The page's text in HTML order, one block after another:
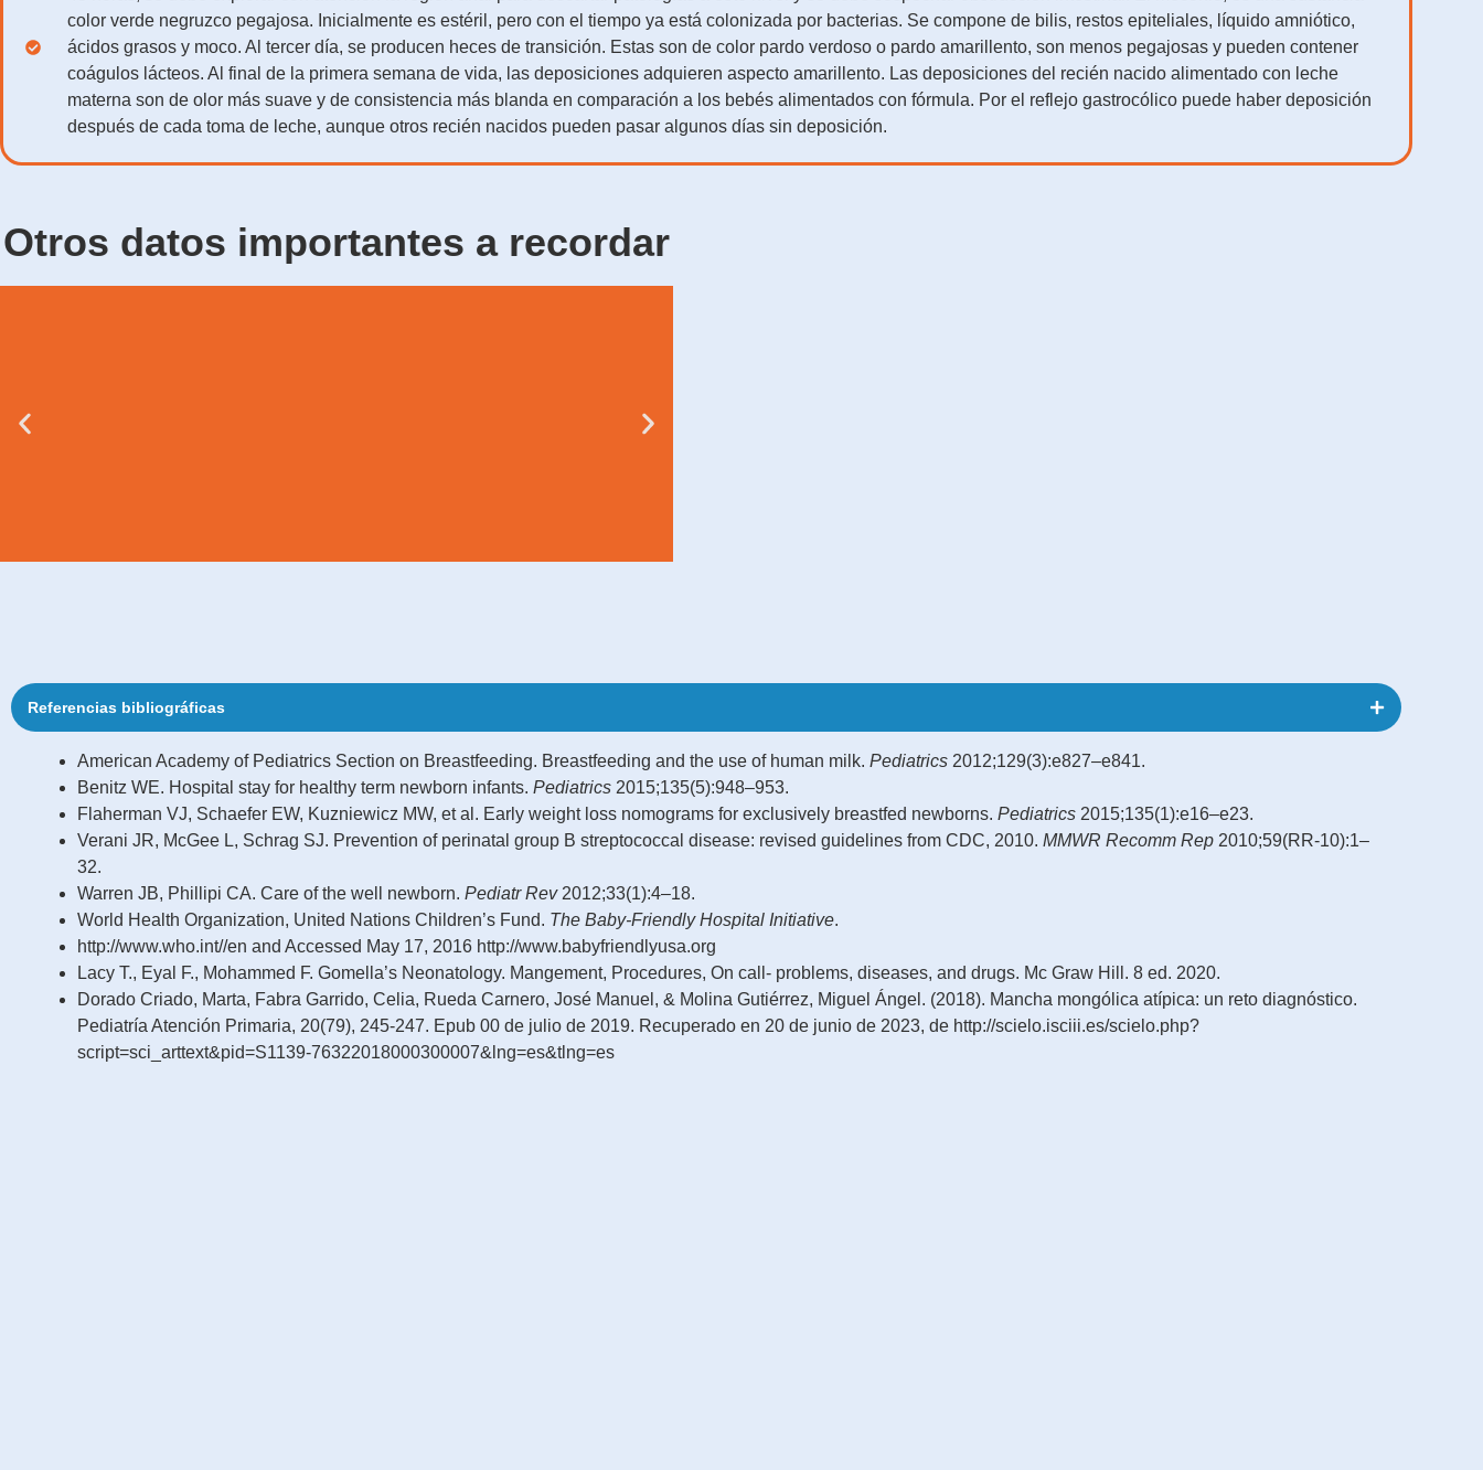
color verde negruzco pegajosa. Inicialmente es estéril, pero con el tiempo ya está colonizada por bacterias. Se compone de bilis, restos epiteliales, líquido amniótico,
ácidos grasos y moco. Al tercer día, se producen heces de transición. Estas son de color pardo verdoso o pardo amarillento, son menos pegajosas y pueden contener
coágulos lácteos. Al final de la primera semana de vida, las deposiciones adquieren aspecto amarillento. Las deposiciones del recién nacido alimentado con leche
materna son de olor más suave y de consistencia más blanda en comparación a los bebés alimentados con fórmula. Por el reflejo gastrocólico puede haber deposición
después de cada toma de leche, aunque otros recién nacidos pueden pasar algunos días sin deposición.
Otros datos importantes a recordar
Referencias bibliográficas
American Academy of Pediatrics Section on Breastfeeding. Breastfeeding and the use of human milk. Pediatrics 2012;129(3):e827–e841.
Benitz WE. Hospital stay for healthy term newborn infants. Pediatrics 2015;135(5):948–953.
Flaherman VJ, Schaefer EW, Kuzniewicz MW, et al. Early weight loss nomograms for exclusively breastfed newborns. Pediatrics 2015;135(1):e16–e23.
Verani JR, McGee L, Schrag SJ. Prevention of perinatal group B streptococcal disease: revised guidelines from CDC, 2010. MMWR Recomm Rep 2010;59(RR-10):1–
32.
Warren JB, Phillipi CA. Care of the well newborn. Pediatr Rev 2012;33(1):4–18.
World Health Organization, United Nations Children’s Fund. The Baby-Friendly Hospital Initiative.
http://www.who.int//en and Accessed May 17, 2016 http://www.babyfriendlyusa.org
Lacy T., Eyal F., Mohammed F. Gomella’s Neonatology. Mangement, Procedures, On call- problems, diseases, and drugs. Mc Graw Hill. 8 ed. 2020.
Dorado Criado, Marta, Fabra Garrido, Celia, Rueda Carnero, José Manuel, & Molina Gutiérrez, Miguel Ángel. (2018). Mancha mongólica atípica: un reto diagnóstico.
Pediatría Atención Primaria, 20(79), 245-247. Epub 00 de julio de 2019. Recuperado en 20 de junio de 2023, de http://scielo.isciii.es/scielo.php?
script=sci_arttext&pid=S1139-76322018000300007&lng=es&tlng=es